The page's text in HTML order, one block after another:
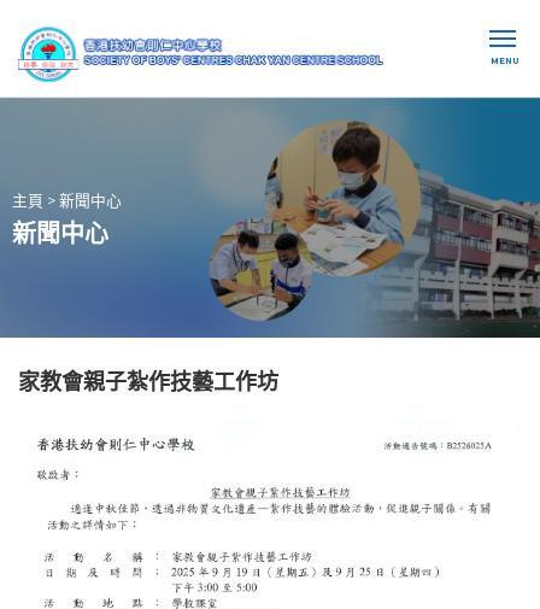
MENU
主頁 > 新聞中心
新聞中心
家教會親子紮作技藝工作坊